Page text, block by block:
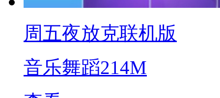
周五夜放克联机版
音乐舞蹈214M